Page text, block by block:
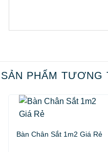
SẢN PHẨM TƯƠNG
Bàn Chân Sắt 1m2 Giá Rẻ